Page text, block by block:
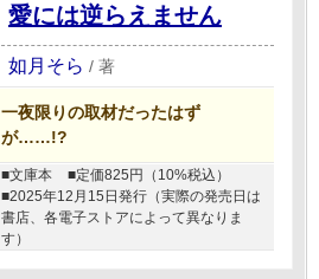
愛には逆らえません
如月そら / 著
一夜限りの取材だったはず
が……!?
■文庫本
■定価825円（10%税込）
■2025年12月15日発行（実際の発売日は
書店、各電子ストアによって異なりま
す）